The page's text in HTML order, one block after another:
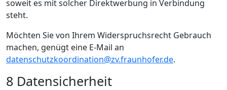
soweit es mit solcher Direktwerbung in Verbindung
steht.
Möchten Sie von Ihrem Widerspruchsrecht Gebrauch
machen, genügt eine E-Mail an
datenschutzkoordination@zv.fraunhofer.de.
8 Datensicherheit